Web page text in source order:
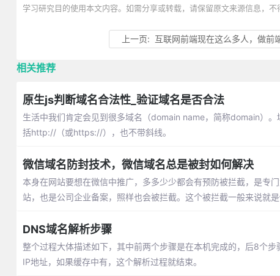
学习研究目的使用本文内容。如需分享或转载，请保留原文来源信息，
上一页: 互联网前端现在这么多人，做前
相关推荐
原生js判断域名合法性_验证域名是否合法
生活中我们肯定会见到很多域名（domain name，简称domain）
括http://（或https://），也不带斜线。
微信域名防封技术，微信域名总是被封如何解决
本身在网站要想在微信中推广，多多少少都会有预防被拦截，是专
站，也是公司企业备案，照样也会被拦截。这个被拦截一般来说就
DNS域名解析步骤
整个过程大体描述如下，其中前两个步骤是在本机完成的，后8个
IP地址，如果缓存中有，这个解析过程就结束。